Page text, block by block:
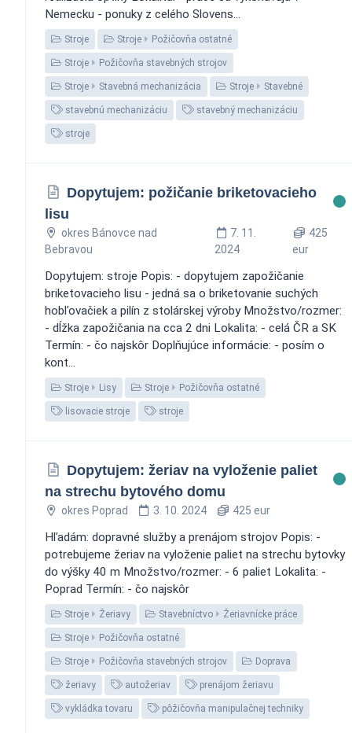
Nemecku - ponuky z celého Slovens...
Stroje Stroje Požičovňa ostatné
Stroje Požičovňa stavebných strojov
Stroje Stavebná mechanizácia Stroje Stavebné
stavebnú mechanizáciu stavebný mechanizáciu
stroje
Dopytujem: požičanie briketovacieho
lisu
okres Bánovce nad
Bebravou
7. 11.
2024
425
eur
Dopytujem: stroje Popis: - dopytujem zapožičanie
briketovacieho lisu - jedná sa o briketovanie suchých
hobľovačiek a pilín z stolárskej výroby Množstvo/rozmer:
- dĺžka zapožičania na cca 2 dni Lokalita: - celá ČR a SK
Termín: - čo najskôr Doplňujúce informácie: - posím o
kont...
Stroje Lisy Stroje Požičovňa ostatné
lisovacie stroje stroje
Dopytujem: žeriav na vyloženie paliet
na strechu bytového domu
okres Poprad 3. 10. 2024 425 eur
Hľadám: dopravné služby a prenájom strojov Popis: -
potrebujeme žeriav na vyloženie paliet na strechu bytovky
do výšky 40 m Množstvo/rozmer: - 6 paliet Lokalita: -
Poprad Termín: - čo najskôr
Stroje Žeriavy Stavebníctvo Žeriavnícke práce
Stroje Požičovňa ostatné
Stroje Požičovňa stavebných strojov Doprava
žeriavy autožeriav prenájom žeriavu
vykládka tovaru pôžičovňa manipulačnej techniky